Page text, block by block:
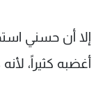
إلا أن حسني
أغضبه كثيراً،